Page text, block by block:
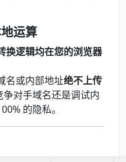
运算
换逻辑均在您的浏览器
名或内部地址绝不上传
对手域名还是调试内
的隐私。